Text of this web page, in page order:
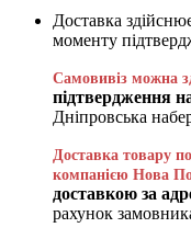
Доставка
моменту
Самовивіз можна
підтвердження
Дніпровська
Доставка товару
компанією Нова
доставкою за
рахунок